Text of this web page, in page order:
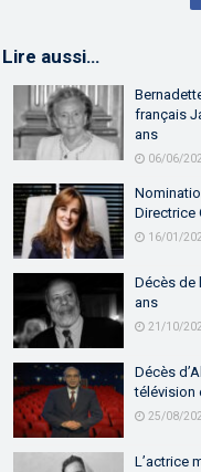
Lire aussi…
français
ans
06/06/
Directrice
16/01/
Décès de
ans
21/10/
Décès
télévision
25/08/
L’actrice